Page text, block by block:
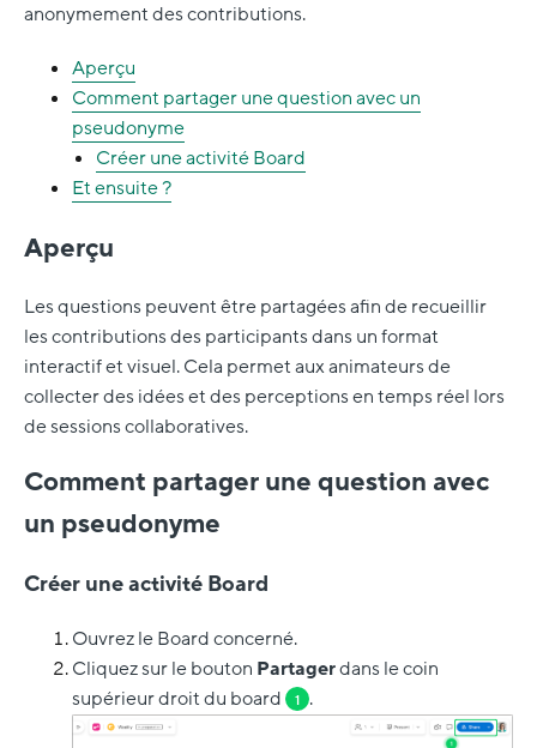
anonymement des contributions.
Aperçu
Comment partager une question avec un
pseudonyme
Créer une activité Board
Et ensuite?
Aperçu
Les questions peuvent être partagées afin de recueillir
les contributions des participants dans un format
interactif et visuel. Cela permet aux animateurs de
collecter des idées et des perceptions en temps réel lors
de sessions collaboratives.
Comment partager une question avec
un pseudonyme
Créer une activité Board
Ouvrez le Board concerné.
Cliquez sur le bouton Partagerdans le coin
supérieur droit du board
1 .